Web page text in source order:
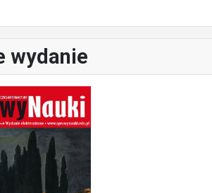
wydanie